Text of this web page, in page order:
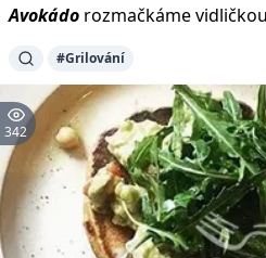
Avokádo rozmačkáme
#Grilování
342